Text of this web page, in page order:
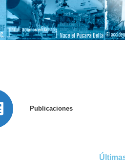
Publicaciones